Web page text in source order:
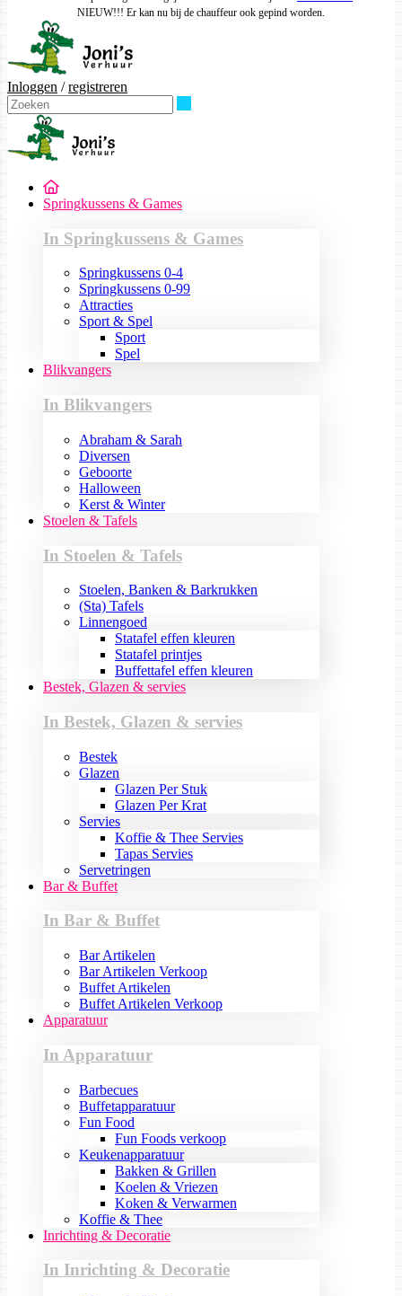
NIEUW!!! Er kan nu bij de chauffeur ook gepind worden.
Inloggen /registreren
Springkussens & Games
In Springkussens & Games
Springkussens 0-4
Springkussens 0-99
Attracties
Sport & Spel
Sport
Spel
Blikvangers
In Blikvangers
Abraham & Sarah
Diversen
Geboorte
Halloween
Kerst & Winter
Stoelen & Tafels
In Stoelen & Tafels
Stoelen, Banken & Barkrukken
(Sta) Tafels
Linnengoed
Statafel effen kleuren
Statafel printjes
Buffettafel effen kleuren
Bestek, Glazen & servies
In Bestek, Glazen & servies
Bestek
Glazen
Glazen Per Stuk
Glazen Per Krat
Servies
Koffie & Thee Servies
Tapas Servies
Servetringen
Bar & Buffet
In Bar & Buffet
Bar Artikelen
Bar Artikelen Verkoop
Buffet Artikelen
Buffet Artikelen Verkoop
Apparatuur
In Apparatuur
Barbecues
Buffetapparatuur
Fun Food
Fun Foods verkoop
Keukenapparatuur
Bakken & Grillen
Koelen & Vriezen
Koken & Verwarmen
Koffie & Thee
Inrichting & Decoratie
In Inrichting & Decoratie